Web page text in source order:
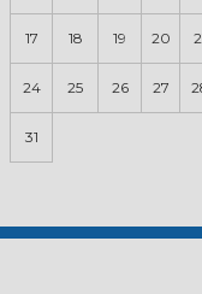
17 18 19 20
24 25 26 27
31